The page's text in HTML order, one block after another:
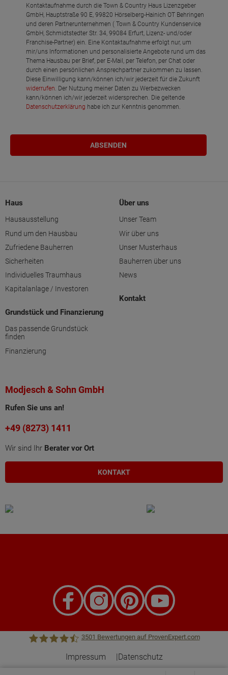
Kontaktaufnahme durch die Town & Country Haus Lizenzgeber
GmbH, Hauptstraße 90 E, 99820 Hörselberg-Hainich OT Behringen
und deren Partnerunternehmen ( Town & Country Kundenservice
GmbH, Schmidtstedter Str. 34, 99084 Erfurt, Lizenz- und/oder
Franchise-Partner) ein. Eine Kontaktaufnahme erfolgt nur, um
mir/uns Informationen und personalisierte Angebote rund um das
Thema Hausbau per Brief, per E-Mail, per Telefon, per Chat oder
durch einen persönlichen Ansprechpartner zukommen zu lassen.
Diese Einwilligung kann/können ich/wir jederzeit für die Zukunft
widerrufen. Der Nutzung meiner Daten zu Werbezwecken
kann/können ich/wir jederzeit widersprechen. Die geltende
Datenschutzerklärung habe ich zur Kenntnis genommen.
Haus
Hausausstellung
Rund um den Hausbau
Zufriedene Bauherren
Sicherheiten
Individuelles Traumhaus
Kapitalanlage / Investoren
Grundstück und Finanzierung
Das passende Grundstück
finden
Finanzierung
Über uns
Unser Team
Wir über uns
Unser Musterhaus
Bauherren über uns
News
Kontakt
Modjesch & Sohn GmbH
Rufen Sie uns an!
+49 (8273) 1411
Wir sind Ihr Berater vor Ort
KONTAKT
3501 Bewertungen auf ProvenExpert.com
Impressum Datenschutz